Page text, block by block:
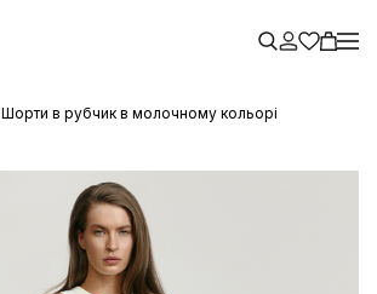
Шорти в рубчик в молочному кольорі